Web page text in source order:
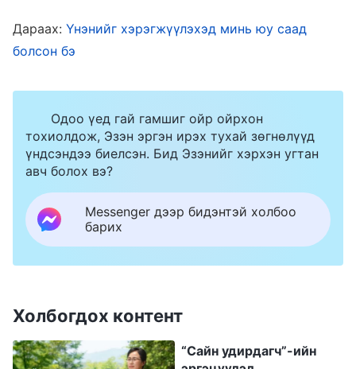
эгч нь үргэлж байр суурь, ашиг хонжооны
байсан учраас гол дүр энэ асуудлыг
удирдагчид мэдээлэхийг хүссэн ч хамтрагчаа
гомдоохоос айж, мэдээлэхээ хойшлуулжээ.
Гол дүрийн баатар ноцтой харьцалт
туулсныхаа дараа л эргэцүүлж эхэлсэн юм.
Тэр үед түүний уншсан Бурханы үгийн нэг
хэсэг миний сэтгэлийг маш их хөдөлгөсөн.
зальтай. Тэд хэнийг ч гомдоохгүйг хичээдэг,
хүмүүст бялдуучилдаг, аливаа зүйлтэй
Дараах: Үнэнийг хэрэгжүүлэхэд минь юу саад
болсон бэ
Одоо үед гай гамшиг ойр ойрхон
тохиолдож, Эзэн эргэн ирэх тухай зөгнөлүүд
үндсэндээ биелсэн. Бид Эзэнийг хэрхэн угтан
авч болох вэ?
Messenger дээр бидэнтэй холбоо
барих
Холбогдох контент
“Сайн удирдагч”-ийн